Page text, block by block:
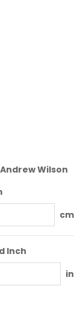
Wilson
cm
Inch
in